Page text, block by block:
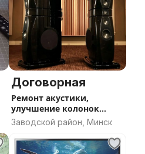
Договорная
Ремонт акустики,
улучшение колонок
динамиков.
Заводской район, Минск